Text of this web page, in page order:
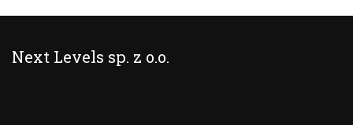
Next Levels sp. z o.o.